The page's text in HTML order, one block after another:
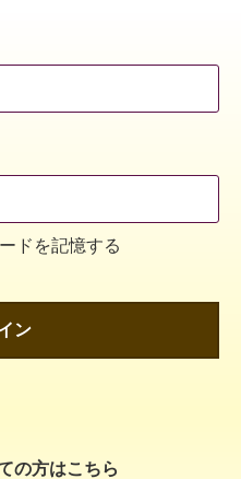
ドを記憶する
ン
の方はこちら